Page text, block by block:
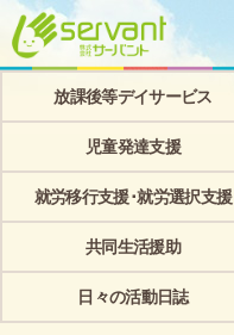
放課後等デイサービス
児童発達支援
就労移行支援･就労選択支援
共同生活援助
日々の活動日誌